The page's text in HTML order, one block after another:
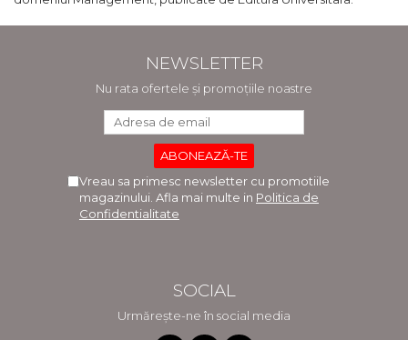
NEWSLETTER
Nu rata ofertele și promoțiile noastre
Vreau sa primesc newsletter cu promotiile
magazinului. Afla mai multe in Politica de
Confidentialitate
SOCIAL
Urmărește-ne în social media